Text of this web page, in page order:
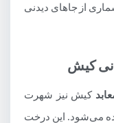
از جاهای دیدنی
کیش نیز شهرت
می‌شود. این درخت